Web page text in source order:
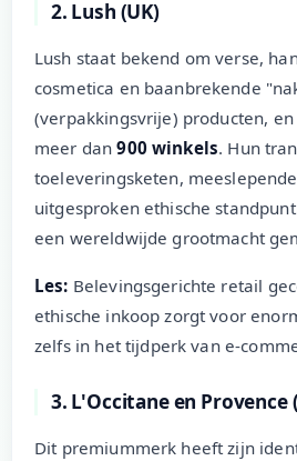
2. Lush (UK)
Lush staat bekend om verse,
cosmetica en baanbrekende
(verpakkingsvrije) producten,
meer dan900 winkels. Hun
toeleveringsketen,
uitgesproken ethische
een wereldwijde grootmacht
Les: Belevingsgerichte retail
ethische inkoop zorgt voor
zelfs in het tijdperk van e-
3. L'Occitane en Provence
Dit premiummerk heeft zijn